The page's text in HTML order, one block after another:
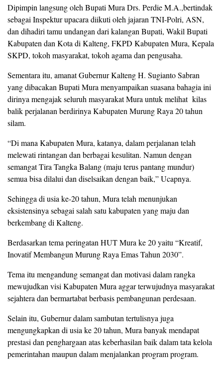
Dipimpin langsung oleh Bupati Mura Drs. Perdie M.A.,bertindak
sebagai Inspektur upacara diikuti oleh jajaran TNI-Polri, ASN,
dan dihadiri tamu undangan dari kalangan Bupati, Wakil Bupati
Kabupaten dan Kota di Kalteng, FKPD Kabupaten Mura, Kepala
SKPD, tokoh masyarakat, tokoh agama dan pengusaha.
Sementara itu, amanat Gubernur Kalteng H. Sugianto Sabran
yang dibacakan Bupati Mura menyampaikan suasana bahagia ini
dirinya mengajak seluruh masyarakat Mura untuk melihat kilas
balik perjalanan berdirinya Kabupaten Murung Raya 20 tahun
silam.
“Di mana Kabupaten Mura, katanya, dalam perjalanan telah
melewati rintangan dan berbagai kesulitan. Namun dengan
semangat Tira Tangka Balang (maju terus pantang mundur)
semua bisa dilalui dan diselsaikan dengan baik,” Ucapnya.
Sehingga di usia ke-20 tahun, Mura telah menunjukan
eksistensinya sebagai salah satu kabupaten yang maju dan
berkembang di Kalteng.
Berdasarkan tema peringatan HUT Mura ke 20 yaitu “Kreatif,
Inovatif Membangun Murung Raya Emas Tahun 2030”.
Tema itu mengandung semangat dan motivasi dalam rangka
mewujudkan visi Kabupaten Mura aggar terwujudnya masyarakat
sejahtera dan bermartabat berbasis pembangunan perdesaan.
Selain itu, Gubernur dalam sambutan tertulisnya juga
mengungkapkan di usia ke 20 tahun, Mura banyak mendapat
prestasi dan penghargaan atas keberhasilan baik dalam tata kelola
pemerintahan maupun dalam menjalankan program program.